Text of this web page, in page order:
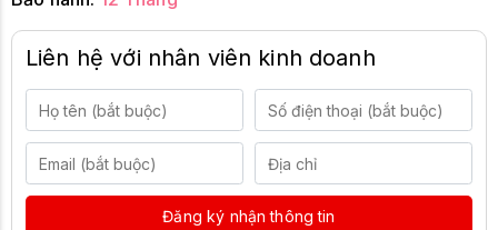
Liên hệ với nhân viên kinh doanh
Đăng ký nhận thông tin